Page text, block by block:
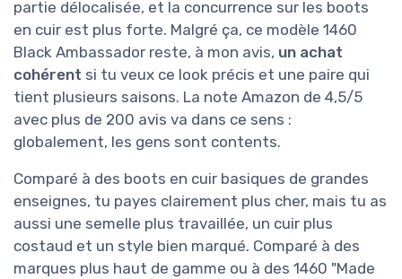
partie délocalisée, et la concurrence sur les boots
en cuir est plus forte. Malgré ça, ce modèle 1460
Black Ambassador reste, à mon avis, un achat
cohérent si tu veux ce look précis et une paire qui
tient plusieurs saisons. La note Amazon de 4,5/5
avec plus de 200 avis va dans ce sens :
globalement, les gens sont contents.
Comparé à des boots en cuir basiques de grandes
enseignes, tu payes clairement plus cher, mais tu as
aussi une semelle plus travaillée, un cuir plus
costaud et un style bien marqué. Comparé à des
marques plus haut de gamme ou à des 1460 "Made